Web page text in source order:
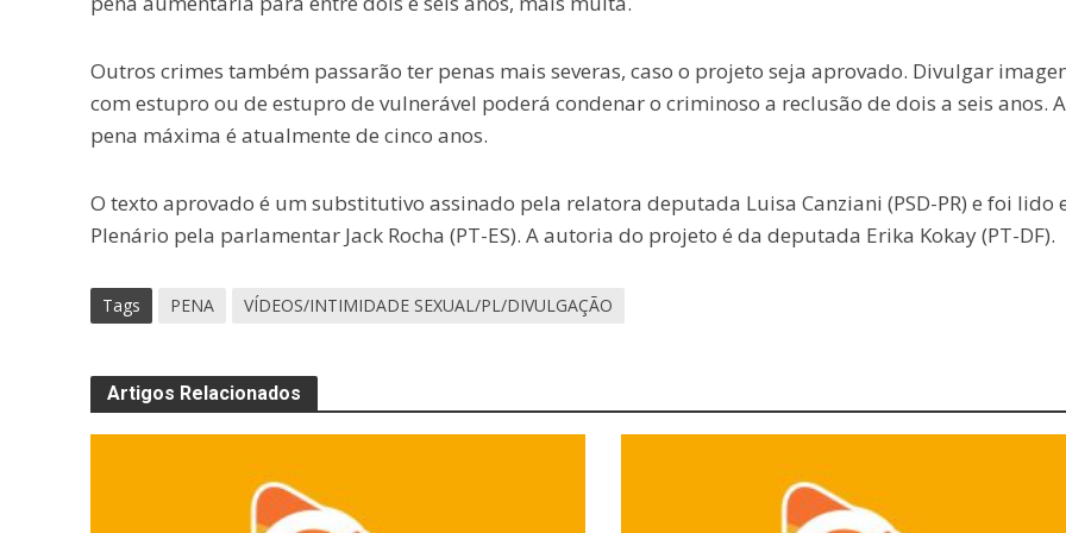
Outros crimes também passarão ter penas mais severas, caso o projeto seja aprovado. Divulgar
com estupro ou de estupro de vulnerável poderá condenar o criminoso a reclusão de dois a seis anos. A
pena máxima é atualmente de cinco anos.
O texto aprovado é um substitutivo assinado pela relatora deputada Luisa Canziani (PSD-PR) e foi lido
Plenário pela parlamentar Jack Rocha (PT-ES). A autoria do projeto é da deputada Erika Kokay (PT-DF).
Tags PENA VÍDEOS/INTIMIDADE SEXUAL/PL/DIVULGAÇÃO
Artigos Relacionados